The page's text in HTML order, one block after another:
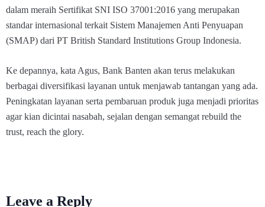
dalam meraih Sertifikat SNI ISO 37001:2016 yang merupakan
standar internasional terkait Sistem Manajemen Anti Penyuapan
(SMAP) dari PT British Standard Institutions Group Indonesia.
Ke depannya, kata Agus, Bank Banten akan terus melakukan
berbagai diversifikasi layanan untuk menjawab tantangan yang ada.
Peningkatan layanan serta pembaruan produk juga menjadi prioritas
agar kian dicintai nasabah, sejalan dengan semangat rebuild the
trust, reach the glory.
Leave a Reply